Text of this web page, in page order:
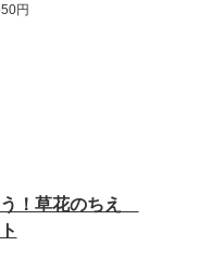
円
う！草花のちえ